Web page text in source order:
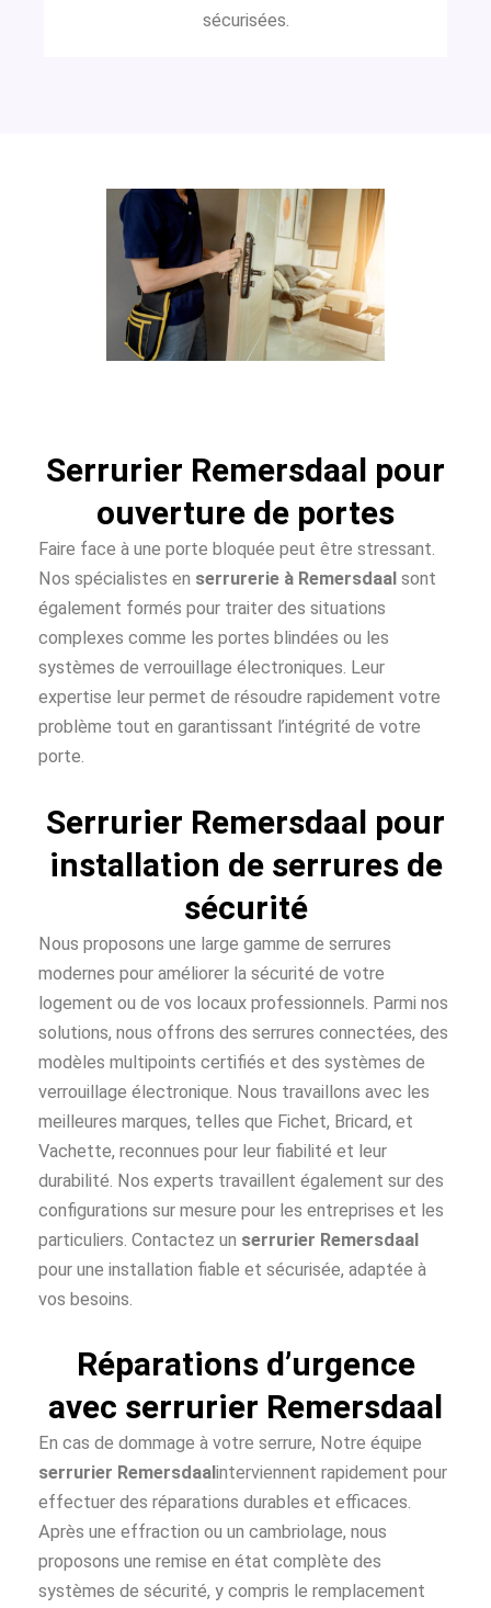
sécurisées.
Serrurier Remersdaal pour
ouverture de portes
Faire face à une porte bloquée peut être stressant.
Nos spécialistes en serrurerie à Remersdaal sont
également formés pour traiter des situations
complexes comme les portes blindées ou les
systèmes de verrouillage électroniques. Leur
expertise leur permet de résoudre rapidement votre
problème tout en garantissant l’intégrité de votre
porte.
Serrurier Remersdaal pour
installation de serrures de
sécurité
Nous proposons une large gamme de serrures
modernes pour améliorer la sécurité de votre
logement ou de vos locaux professionnels. Parmi nos
solutions, nous offrons des serrures connectées, des
modèles multipoints certifiés et des systèmes de
verrouillage électronique. Nous travaillons avec les
meilleures marques, telles que Fichet, Bricard, et
Vachette, reconnues pour leur fiabilité et leur
durabilité. Nos experts travaillent également sur des
configurations sur mesure pour les entreprises et les
particuliers. Contactez un serrurier Remersdaal
pour une installation fiable et sécurisée, adaptée à
vos besoins.
Réparations d’urgence
avec serrurier Remersdaal
En cas de dommage à votre serrure, Notre équipe
serrurier Remersdaalinterviennent rapidement pour
effectuer des réparations durables et efficaces.
Après une effraction ou un cambriolage, nous
proposons une remise en état complète des
systèmes de sécurité, y compris le remplacement